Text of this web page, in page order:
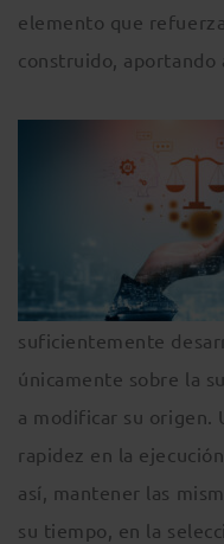
elemento que
construido, aportando
suficientemente
únicamente sobre la
a modificar su origen.
rapidez en la
así, mantener las
su tiempo, en la